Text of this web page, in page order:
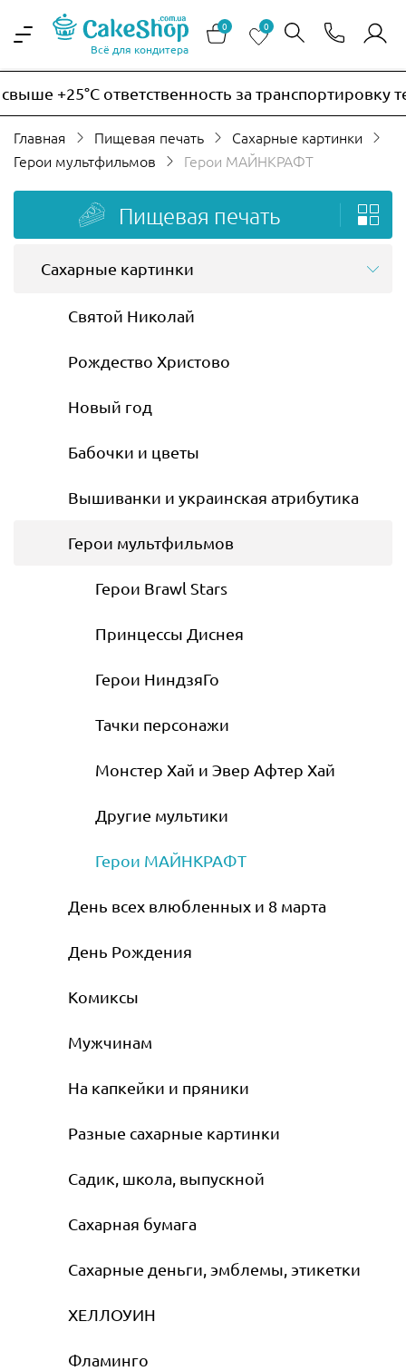
Всё для кондитера
0 0
+25°C ответственность за транспортировку
Главная Пищевая печать
Сахарные картинки
Герои мультфильмов
Герои МАЙНКРАФТ
Пищевая печать
Сахарные картинки
Святой Николай
Рождество Христово
Новый год
Бабочки и цветы
Вышиванки и украинская атрибутика
Герои мультфильмов
Герои Brawl Stars
Принцессы Диснея
Герои НиндзяГо
Тачки персонажи
Монстер Хай и Эвер Афтер Хай
Другие мультики
Герои МАЙНКРАФТ
День всех влюбленных и 8 марта
День Рождения
Комиксы
Мужчинам
На капкейки и пряники
Разные сахарные картинки
Садик, школа, выпускной
Сахарная бумага
Сахарные деньги, эмблемы, этикетки
ХЕЛЛОУИН
Фламинго